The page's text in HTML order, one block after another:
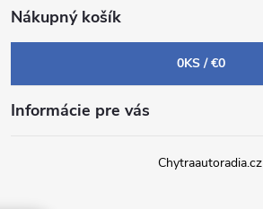
Nákupný košík
0KS /€0
Informácie pre vás
Chytraautoradia.cz